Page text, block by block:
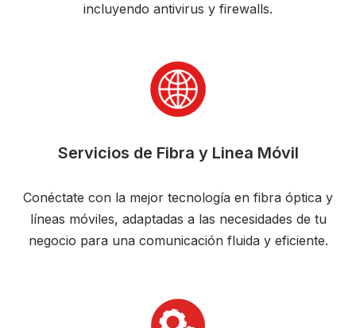
incluyendo antivirus y firewalls.
Servicios de Fibra y Linea Móvil
Conéctate con la mejor tecnología en fibra óptica y
líneas móviles, adaptadas a las necesidades de tu
negocio para una comunicación fluida y eficiente.